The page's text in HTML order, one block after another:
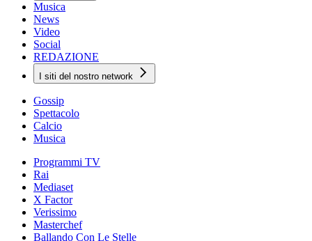
Musica
News
Video
Social
REDAZIONE
I siti del nostro network
Gossip
Spettacolo
Calcio
Musica
Programmi TV
Rai
Mediaset
X Factor
Verissimo
Masterchef
Ballando Con Le Stelle